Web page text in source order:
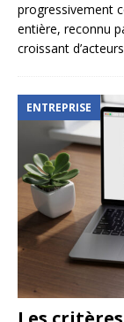
progressivement
entière, reconnu
croissant d’acteurs
ENTREPRISE